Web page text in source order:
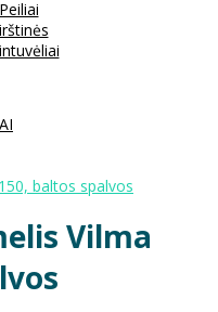
Peiliai
baltos spalvos
Vilma